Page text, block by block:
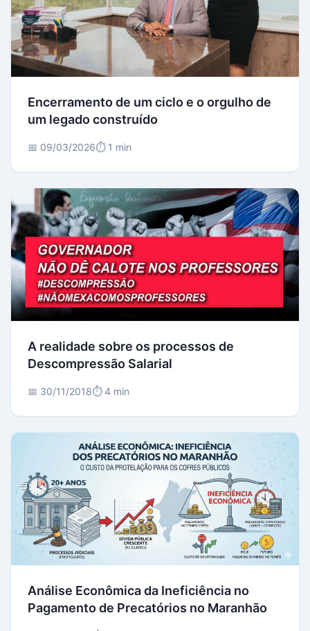
Encerramento de um ciclo e o orgulho de
um legado construído
📅 09/03/2026⏱️ 1 min
A realidade sobre os processos de
Descompressão Salarial
📅 30/11/2018⏱️ 4 min
Análise Econômica da Ineficiência no
Pagamento de Precatórios no Maranhão